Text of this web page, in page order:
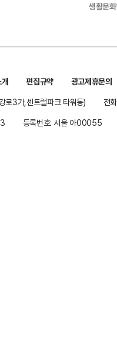
생활문
편집규약
광고제휴문의
로3가,센트럴파크 타워동)
전
등록번호: 서울 아00055